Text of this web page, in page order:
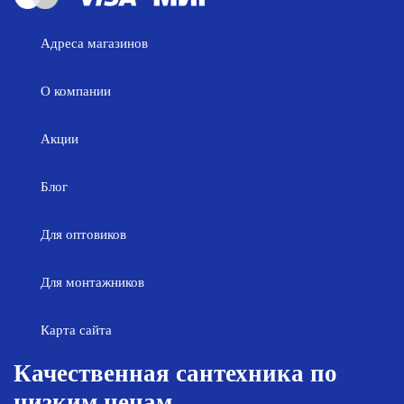
Адреса магазинов
О компании
Акции
Блог
Для оптовиков
Для монтажников
Карта сайта
Качественная сантехника по